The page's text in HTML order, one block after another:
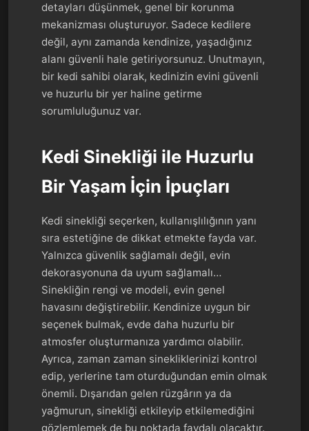
detayları düşünmek, genel bir korunma
mekanizması oluşturuyor. Sadece kedilere
değil, aynı zamanda kendinize, yaşadığınız
alanı güvenli hale getiriyorsunuz. Unutmayın,
bir kedi sahibi olarak, kedinizin evini güvenli
ve huzurlu bir yer haline getirme
sorumluluğunuz var.
Kedi Sinekliği ile Huzurlu
Bir Yaşam İçin İpuçları
Kedi sinekliği seçerken, kullanışlılığının yanı
sıra estetiğine de dikkat etmekte fayda var.
Yalnızca güvenlik sağlamalı değil, evin
dekorasyonuna da uyum sağlamalı…
Sinekliğin rengi ve modeli, evin genel
havasını değiştirebilir. Kendinize uygun bir
seçenek bulmak, evde daha huzurlu bir
atmosfer oluşturmanıza yardımcı olabilir.
Ayrıca, zaman zaman sinekliklerinizi kontrol
edip, yerlerine tam oturduğundan emin olmak
önemli. Dışarıdan gelen rüzgârın ya da
yağmurun, sinekliği etkileyip etkilemediğini
gözlemlemek de bu noktada faydalı olacaktır.